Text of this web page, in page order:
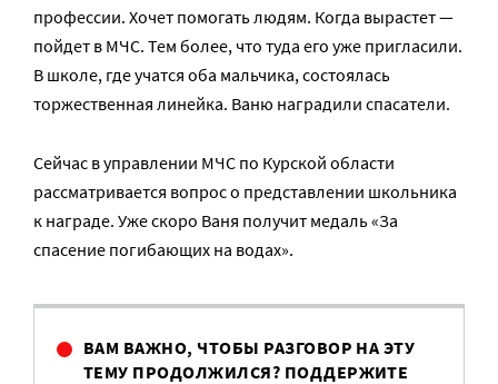
профессии. Хочет помогать людям. Когда вырастет —
пойдет в МЧС. Тем более, что туда его уже пригласили.
В школе, где учатся оба мальчика, состоялась
торжественная линейка. Ваню наградили спасатели.
Сейчас в управлении МЧС по Курской области
рассматривается вопрос о представлении школьника
к награде. Уже скоро Ваня получит медаль «За
спасение погибающих на водах».
ВАМ ВАЖНО, ЧТОБЫ РАЗГОВОР НА ЭТУ
ТЕМУ ПРОДОЛЖИЛСЯ? ПОДДЕРЖИТЕ